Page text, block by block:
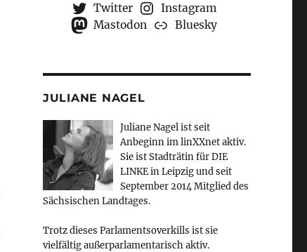
Twitter
Instagram
Mastodon
Bluesky
JULIANE NAGEL
Juliane Nagel ist seit
Anbeginnim linXXnet aktiv.
Sie ist Stadträtin für DIE
LINKE in Leipzig und seit
September 2014 Mitglied des
Sächsischen Landtages.
Trotz dieses Parlamentsoverkills ist sie
vielfältig außerparlamentarisch aktiv.